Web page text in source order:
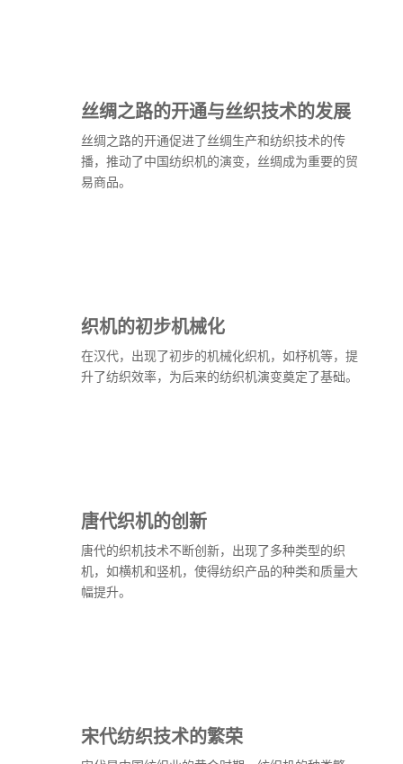
丝绸之路的开通与丝织技术的发展
丝绸之路的开通促进了丝绸生产和纺织技术的传
播，推动了中国纺织机的演变，丝绸成为重要的贸
易商品。
织机的初步机械化
在汉代，出现了初步的机械化织机，如杼机等，提
升了纺织效率，为后来的纺织机演变奠定了基础。
唐代织机的创新
唐代的织机技术不断创新，出现了多种类型的织
机，如横机和竖机，使得纺织产品的种类和质量大
幅提升。
宋代纺织技术的繁荣